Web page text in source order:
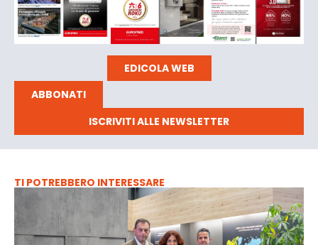
EDICOLA WEB
ABBONATI
ISCRIVITI ALLE NEWSLETTER
TI POTREBBERO INTERESSARE